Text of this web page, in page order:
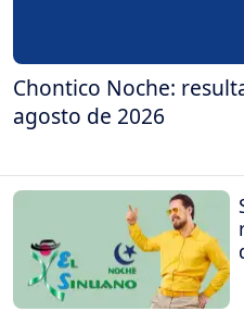
Chontico Noche:
agosto de 2026